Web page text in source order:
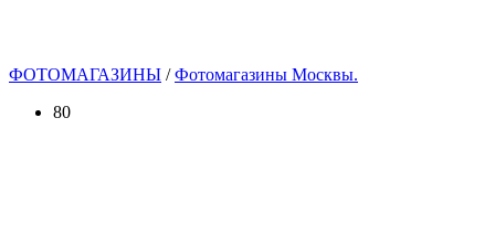
ФОТОМАГАЗИНЫ /Фотомагазины Москвы.
80